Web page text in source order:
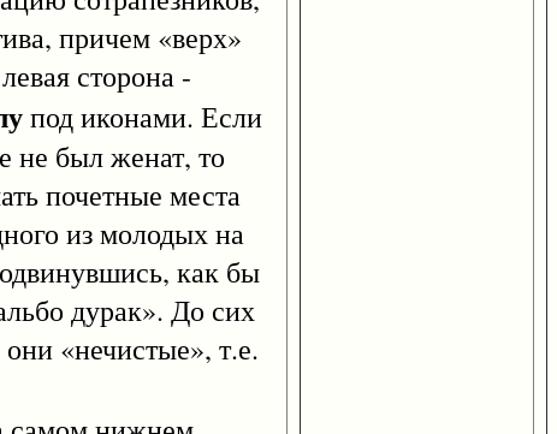
причем «верх»
сторона -
под иконами. Если
не был женат, то
почетные места
из молодых на
как бы
дурак». До сих
«нечистые», т.е.